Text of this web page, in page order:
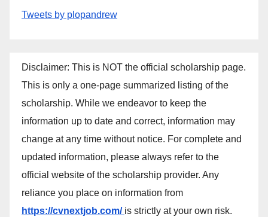
Tweets by plopandrew
Disclaimer: This is NOT the official scholarship page.
This is only a one-page summarized listing of the
scholarship. While we endeavor to keep the
information up to date and correct, information may
change at any time without notice. For complete and
updated information, please always refer to the
official website of the scholarship provider. Any
reliance you place on information from
https://cvnextjob.com/ is strictly at your own risk.